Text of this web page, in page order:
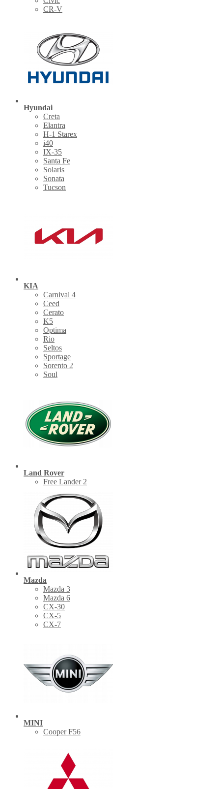
CR-V
Hyundai
Creta
Elantra
H-1 Starex
i40
IX-35
Santa Fe
Solaris
Sonata
Tucson
KIA
Carnival 4
Ceed
Cerato
K5
Optima
Rio
Seltos
Sportage
Sorento 2
Soul
Land Rover
Free Lander 2
Mazda
Mazda 3
Mazda 6
CX-30
СХ-5
CX-7
MINI
Cooper F56